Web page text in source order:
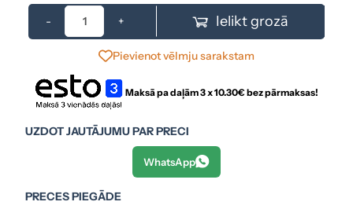
- + Ielikt grozā
Pievienot vēlmju sarakstam
Maksā pa daļām 3 x10.30€ bez pārmaksas!
UZDOT JAUTĀJUMU PAR PRECI
WhatsApp
PRECES PIEGĀDE